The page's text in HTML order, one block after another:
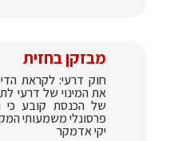
מבזקן בחזית
חוק דרעי: לקראת
את המינוי של דרעי
של הכנסת קובע כי
פרסונלי משמעותי
יקי אדמקר